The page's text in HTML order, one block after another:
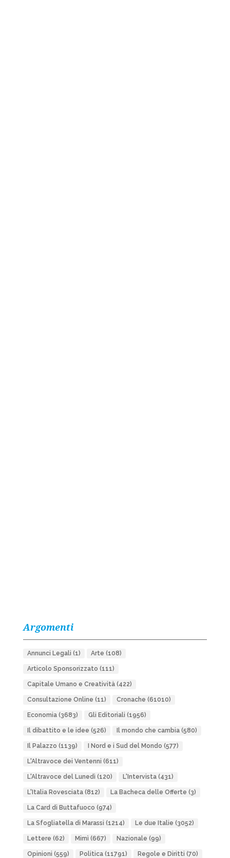
Argomenti
Annunci Legali (1) Arte (108)
Articolo Sponsorizzato (111)
Capitale Umano e Creatività(422)
Consultazione Online (11) Cronache (61010)
Economia(3683) Gli Editoriali (1956)
Il dibattito e le idee (526) Il mondo che cambia(580)
Il Palazzo (1139) I Nord e i Sud del Mondo (577)
L'Altravoce dei Ventenni (611)
L'Altravoce del Lunedì (120) L'Intervista(431)
L'Italia Rovesciata(812) La Bacheca delle Offerte (3)
La Card di Buttafuoco (974)
La Sfogliatella di Marassi (1214) Le due Italie (3052)
Lettere (62) Mimì (667) Nazionale (99)
Opinioni (559) Politica(11791) Regole e Diritti (70)